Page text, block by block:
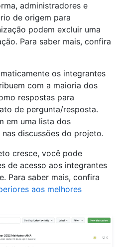
administradores e
de origem para
podem excluir uma
Para saber mais, confira
os integrantes
com a maioria dos
respostas para
de pergunta/resposta.
em uma lista dos
discussões do projeto.
cresce, você pode
de acesso aos integrantes
Para saber mais, confira
aos melhores